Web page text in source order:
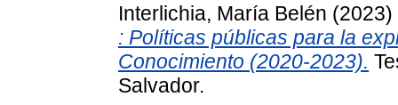
Interlichia, María Belén (2023)
: Políticas públicas para la
Conocimiento (2020-2023).
Salvador.